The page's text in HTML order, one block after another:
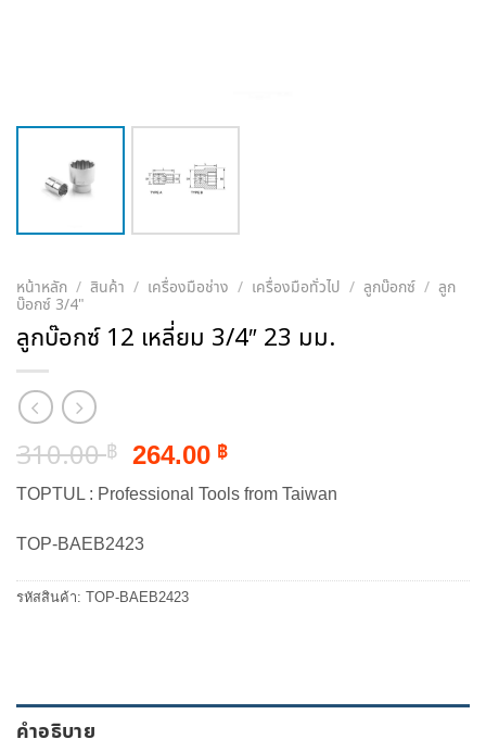
หน้าหลัก / สินค้า / เครื่องมือช่าง / เครื่องมือทั่วไป / ลูกบ๊อกซ์ / ลูก
บ๊อกซ์ 3/4"
ลูกบ๊อกซ์ 12 เหลี่ยม 3/4″ 23 มม.
310.00฿ Original
price
was:
310.00 ฿.
264.00 ฿Current
price
is:
TOPTUL : Professional Tools from Taiwan
TOP-BAEB2423
รหัสสินค้า: TOP-BAEB2423
คำอธิบาย